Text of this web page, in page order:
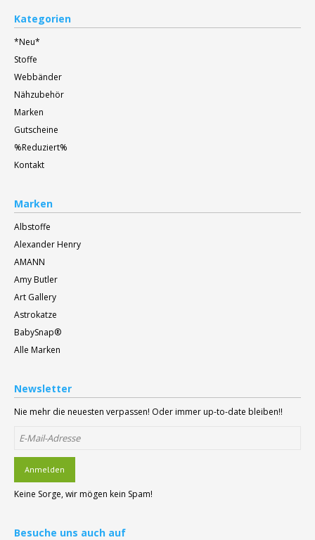
Kategorien
*Neu*
Stoffe
Webbänder
Nähzubehör
Marken
Gutscheine
%Reduziert%
Kontakt
Marken
Albstoffe
Alexander Henry
AMANN
Amy Butler
Art Gallery
Astrokatze
BabySnap®
Alle Marken
Newsletter
Nie mehr die neuesten verpassen! Oder immer up-to-date bleiben!!
Anmelden
Keine Sorge, wir mögen kein Spam!
Besuche uns auch auf